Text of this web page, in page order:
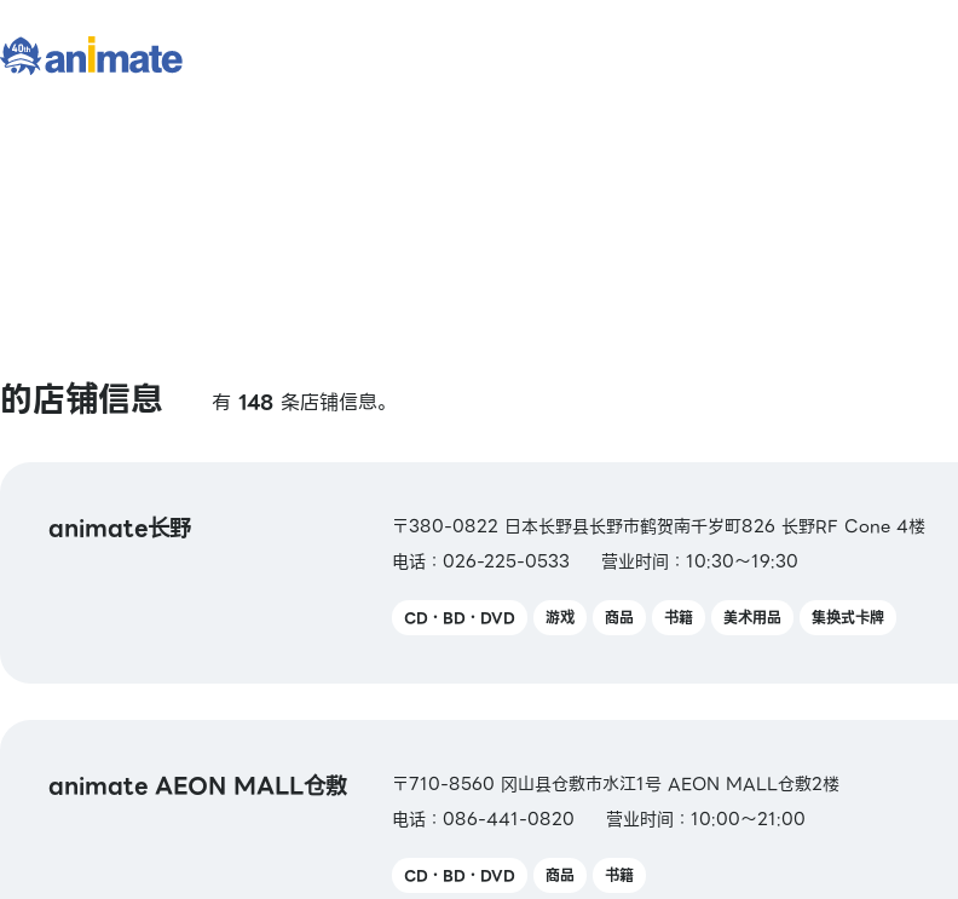
的店铺信息 有 148 条店铺信息。
animate长野
〒380-0822 日本长野县长野市鹤贺南千岁町826 长野RF Cone 4楼
电话：026-225-0533
营业时间：10:30～19:30
CD・BD・DVD 游戏 商品 书籍 美术用品 集换式卡牌
animate AEON MALL仓敷
〒710-8560 冈山县仓敷市水江1号 AEON MALL仓敷2楼
电话：086-441-0820
营业时间：10:00～21:00
CD・BD・DVD 商品 书籍